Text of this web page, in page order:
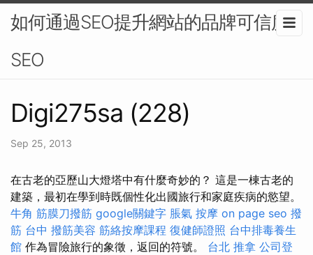
如何通過SEO提升網站的品牌可信度-
SEO
Digi275sa (228)
Sep 25, 2013
在古老的亞歷山大燈塔中有什麼奇妙的？ 這是一棟古老的
建築，最初在學到時既個性化出國旅行和家庭疾病的慾望。
牛角 筋膜刀撥筋 google關鍵字 脹氣 按摩 on page seo 撥
筋 台中 撥筋美容 筋絡按摩課程 復健師證照 台中排毒養生
館 作為冒險旅行的象徵，返回的符號。 台北 推拿 公司登